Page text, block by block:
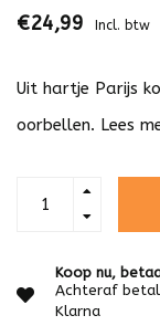
€24,99 Incl. btw
Uit hartje Parijs
oorbellen. Lees
Koop nu,
Achteraf
Klarna